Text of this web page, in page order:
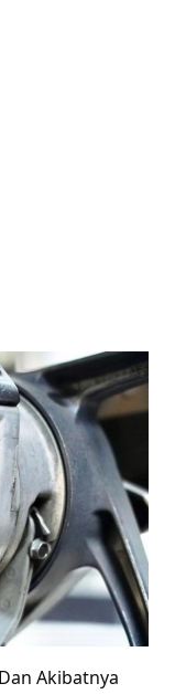
Akibatnya